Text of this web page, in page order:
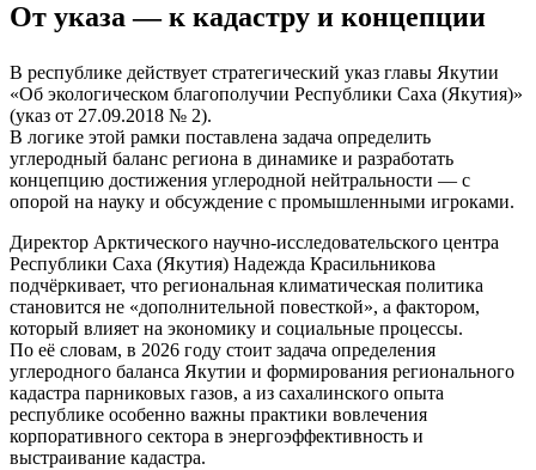
От указа — к кадастру и концепции
В республике действует стратегический указ главы Якутии
«Об экологическом благополучии Республики Саха (Якутия)»
(указ от 27.09.2018 № 2).
В логике этой рамки поставлена задача определить
углеродный баланс региона в динамике и разработать
концепцию достижения углеродной нейтральности — с
опорой на науку и обсуждение с промышленными игроками.
Директор Арктического научно-исследовательского центра
Республики Саха (Якутия) Надежда Красильникова
подчёркивает, что региональная климатическая политика
становится не «дополнительной повесткой», а фактором,
который влияет на экономику и социальные процессы.
По её словам, в 2026 году стоит задача определения
углеродного баланса Якутии и формирования регионального
кадастра парниковых газов, а из сахалинского опыта
республике особенно важны практики вовлечения
корпоративного сектора в энергоэффективность и
выстраивание кадастра.